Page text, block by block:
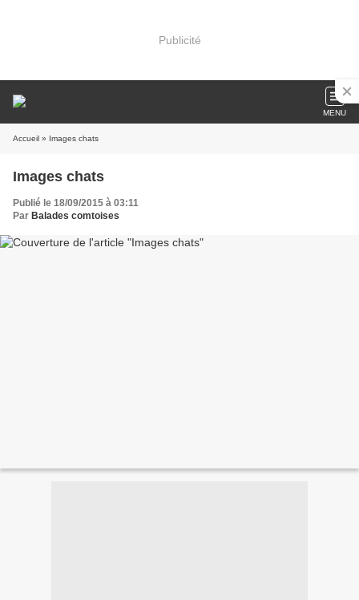
Publicité
MENU
Accueil » Images chats
Images chats
Publié le 18/09/2015 à 03:11
Par Balades comtoises